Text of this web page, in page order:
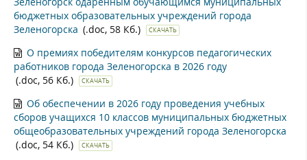
бюджетных образовательных учреждений города
Зеленогорска (.doc, 58 Кб.) СКАЧАТЬ
О премиях победителям конкурсов педагогических
работников города Зеленогорска в 2026 году
(.doc, 56 Кб.)
СКАЧАТЬ
Об обеспечении в 2026 году проведения учебных
сборов учащихся 10 классов муниципальных бюджетных
общеобразовательных учреждений города Зеленогорска
(.doc, 54 Кб.)
СКАЧАТЬ